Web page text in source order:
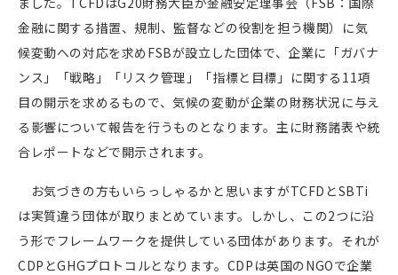
金融に関する措置、規制、監督などの役割を担う機関）に気
候変動への対応を求めFSBが設立した団体で、企業に「ガバナ
ンス」「戦略」「リスク管理」「指標と目標」に関する11項
目の開示を求めるもので、気候の変動が企業の財務状況に与え
る影響について報告を行うものとなります。主に財務諸表や統
合レポートなどで開示されます。
お気づきの方もいらっしゃるかと思いますがTCFDとSBTi
は実質違う団体が取りまとめています。しかし、この2つに沿
う形でフレームワークを提供している団体があります。それが
CDPとGHGプロトコルとなります。CDPは英国のNGOで企業